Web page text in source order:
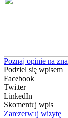
Poznaj opinie na
Podziel się wpisem
Facebook
Twitter
LinkedIn
Skomentuj wpis
Zarezerwuj wizytę